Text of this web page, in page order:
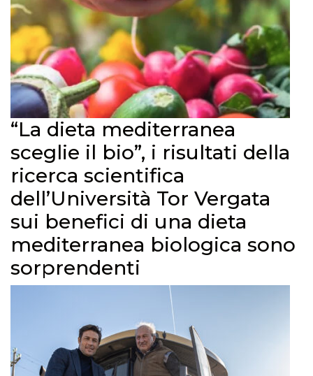
“La dieta mediterranea
sceglie il bio”, i risultati della
ricerca scientifica
dell’Università Tor Vergata
sui benefici di una dieta
mediterranea biologica sono
sorprendenti